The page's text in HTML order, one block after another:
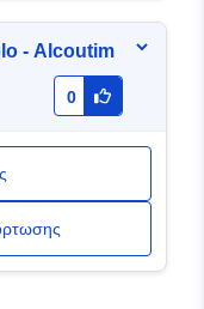
- Alcoutim
0